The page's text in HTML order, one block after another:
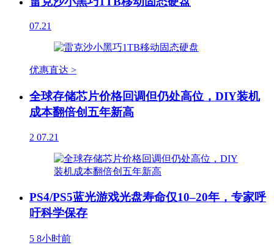
07.21
优惠直达 >
全球存储芯片价格回调但仍处高位，DIY装机
成本翻倍创五年新高
2 07.21
PS4/PS5蓝光游戏光盘寿命仅10–20年，专家呼
吁科学保存
5 8小时前